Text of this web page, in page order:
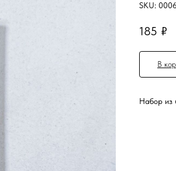
SKU:
185 ₽
В
Набор из